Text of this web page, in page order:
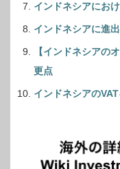
インドネシアにお
インドネシアに進
【インドネシアの
更点
インドネシアの